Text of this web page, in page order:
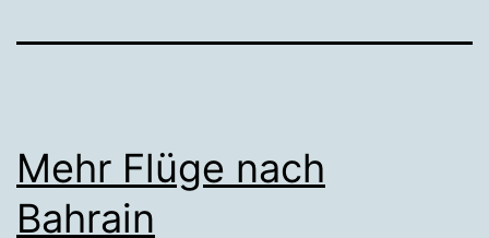
Mehr Flüge nach
Bahrain